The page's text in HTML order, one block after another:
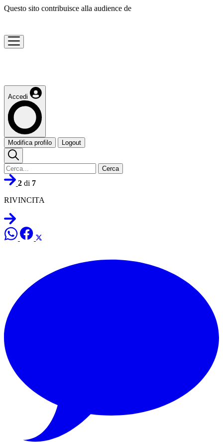
Questo sito contribuisce alla audience de
Accedi
Modifica profilo Logout
Cerca
2 di 7
RIVINCITA